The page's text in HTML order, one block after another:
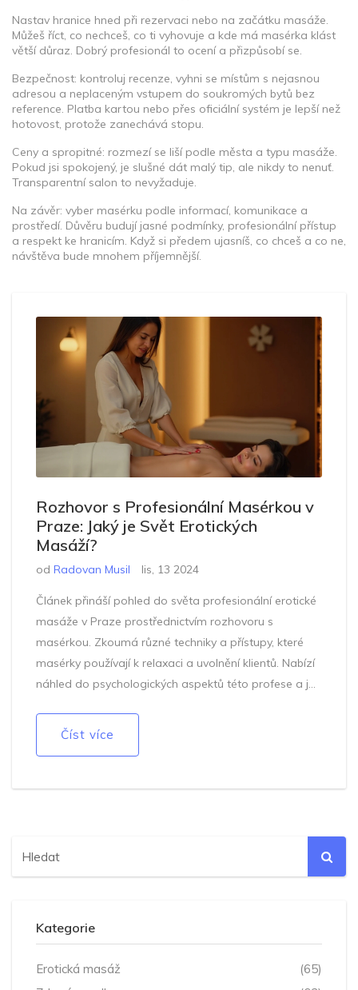
Nastav hranice hned při rezervaci nebo na začátku masáže.
Můžeš říct, co nechceš, co ti vyhovuje a kde má masérka klást
větší důraz. Dobrý profesionál to ocení a přizpůsobí se.
Bezpečnost: kontroluj recenze, vyhni se místům s nejasnou
adresou a neplaceným vstupem do soukromých bytů bez
reference. Platba kartou nebo přes oficiální systém je lepší než
hotovost, protože zanechává stopu.
Ceny a spropitné: rozmezí se liší podle města a typu masáže.
Pokud jsi spokojený, je slušné dát malý tip, ale nikdy to nenuť.
Transparentní salon to nevyžaduje.
Na závěr: vyber masérku podle informací, komunikace a
prostředí. Důvěru budují jasné podmínky, profesionální přístup
a respekt ke hranicím. Když si předem ujasníš, co chceš a co ne,
návštěva bude mnohem příjemnější.
Rozhovor s Profesionální Masérkou v
Praze: Jaký je Svět Erotických
Masáží?
od Radovan Musil lis, 13 2024
Článek přináší pohled do světa profesionální erotické
masáže v Praze prostřednictvím rozhovoru s
masérkou. Zkoumá různé techniky a přístupy, které
masérky používají k relaxaci a uvolnění klientů. Nabízí
náhled do psychologických aspektů této profese a jak
Poskytuje praktické tipy pro ty, kteří zvažují návštěvu
pokryty.
Číst více
Kategorie
Erotická masáž
(65)